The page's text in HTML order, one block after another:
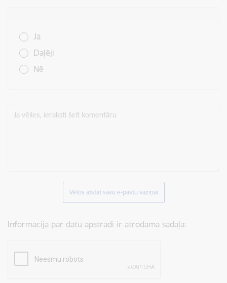
Jā
Daļēji
Nē
Ja vēlies, ieraksti šeit komentāru
Vēlos atstāt savu e-pastu saziņai
Informācija par datu apstrādi ir atrodama sadaļā: